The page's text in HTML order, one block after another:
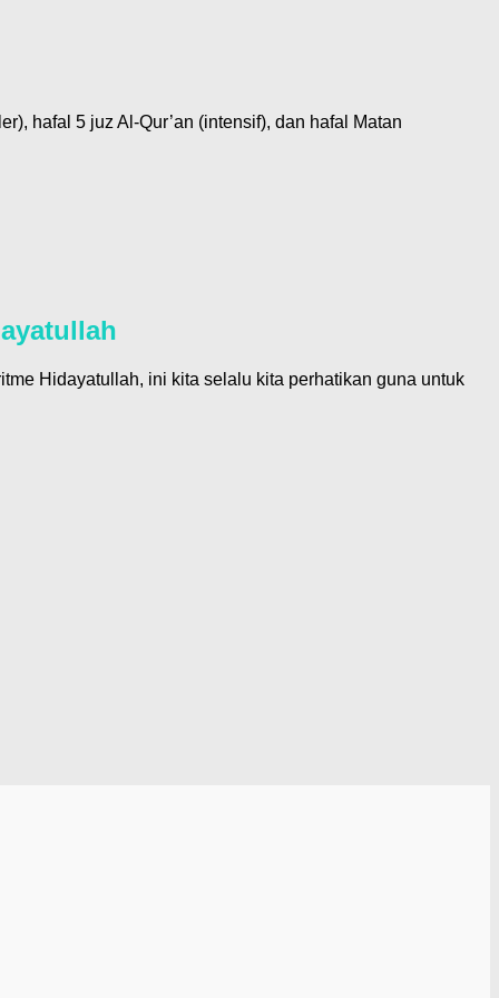
hafal 5 juz Al-Qur’an (intensif), dan hafal Matan
Hidayatullah, ini kita selalu kita perhatikan guna untuk